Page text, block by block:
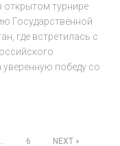
открытом турнире
Государственной
где встретилась с
уверенную победу со
… 6 NEXT